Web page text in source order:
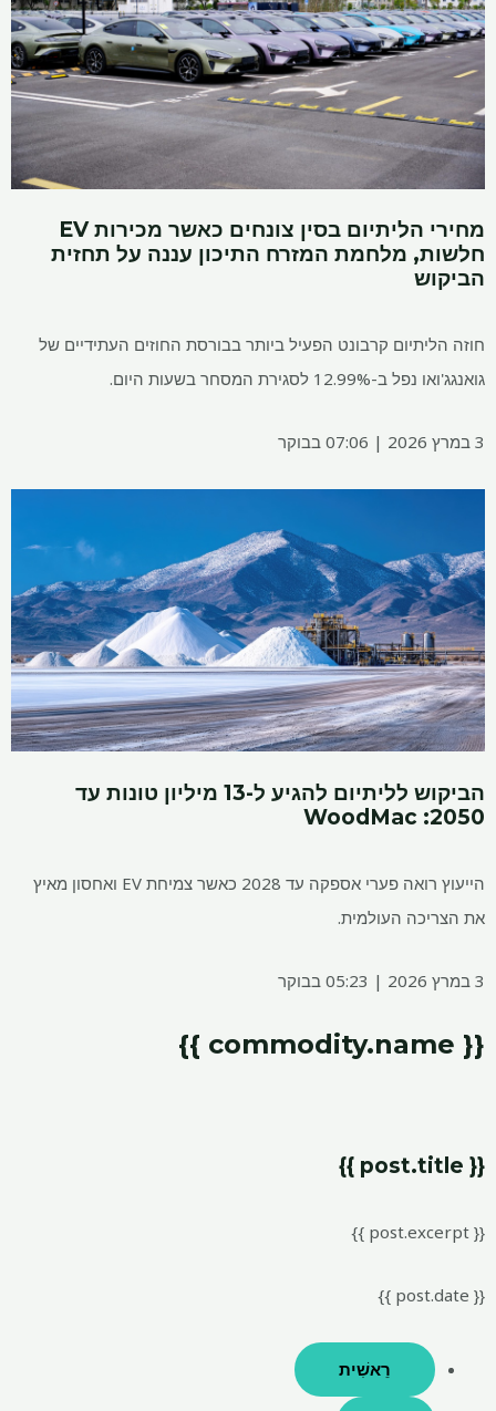
מחירי הליתיום בסין צונחים כאשר מכירות EV
חלשות, מלחמת המזרח התיכון עננה על תחזית
הביקוש
חוזה הליתיום קרבונט הפעיל ביותר בבורסת החוזים העתידיים של
גואנגג'ואו נפל ב-12.99% לסגירת המסחר בשעות היום.
3 במרץ 2026 | 07:06 בבוקר
הביקוש לליתיום להגיע ל-13 מיליון טונות עד
2050: WoodMac
הייעוץ רואה פערי אספקה ​​עד 2028 כאשר צמיחת EV ואחסון מאיץ
את הצריכה העולמית.
3 במרץ 2026 | 05:23 בבוקר
{{ commodity.name }}
{{ post.title }}
{{ post.excerpt }}
{{ post.date }}
רֵאשִׁית